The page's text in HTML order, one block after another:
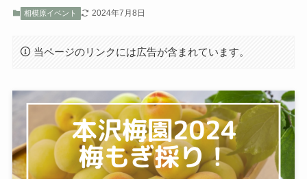
相模原イベント 2024年7月8日
当ページのリンクには広告が含まれています。